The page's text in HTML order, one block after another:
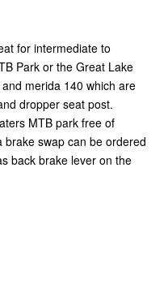
for intermediate to
Park or the Great Lake
merida 140 which are
dropper seat post.
MTB park free of
swap can be ordered
back brake lever on the